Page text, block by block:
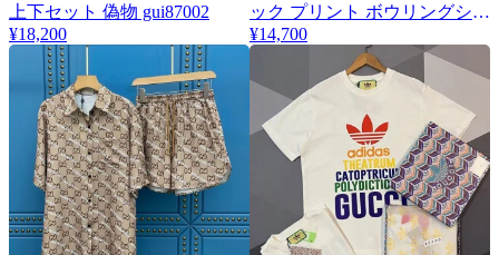
上下セット 偽物 gui87002
¥18,200
ック プリント ボウリングシャ
ツ コピー 上下セット
¥14,700